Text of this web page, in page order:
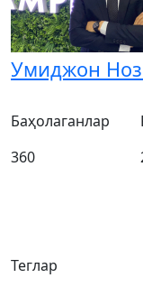
Умиджон
Теглар
Баҳолаганлар
360